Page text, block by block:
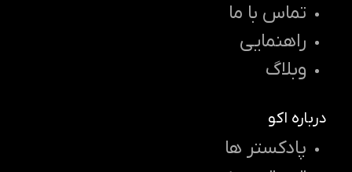
تماس با ما
راهنمایی
وبلاگ
درباره اکو
پادکستر ها